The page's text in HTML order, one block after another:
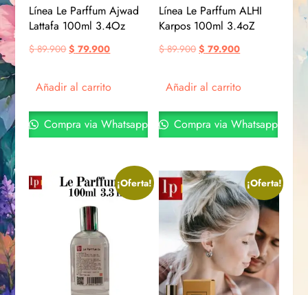
Línea Le Parffum Ajwad
Lattafa 100ml 3.4Oz
$89.900 $ 79.900
Añadir al carrito
Compra via Whatsapp
Línea Le Parffum ALHI
Karpos 100ml 3.4oZ
$89.900 $ 79.900
Añadir al carrito
Compra via Whatsapp
¡Oferta! ¡Oferta!